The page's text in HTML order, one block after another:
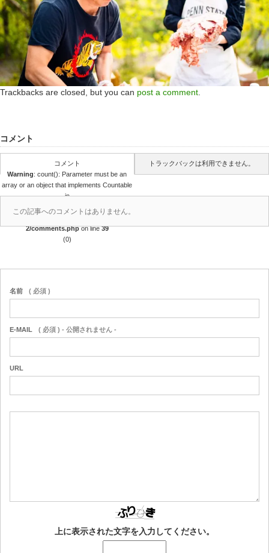
Trackbacks are closed, but you can post a comment
コメント
コメント
Warning: count(): Parameter must be an
array or an object that implements Countable
in
/home/r4688280/public_html/takedataro.c
om/wp-content/themes/amore_tcd028-
2/comments.phpon line39
(0)
トラックバックは利用できません。
この記事へのコメントはありません。
名前 ( 必須 )
E-MAIL ( 必須 ) - 公開されません -
URL
上に表示された文字を入力してください。